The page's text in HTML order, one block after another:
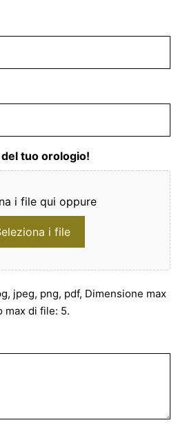
tuo orologio!
i file qui oppure
i file
jpeg, png, pdf, Dimensione max
max di file: 5.